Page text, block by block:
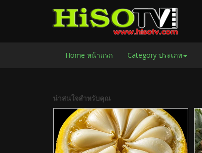
Home หน้าแรก Category ประเภท